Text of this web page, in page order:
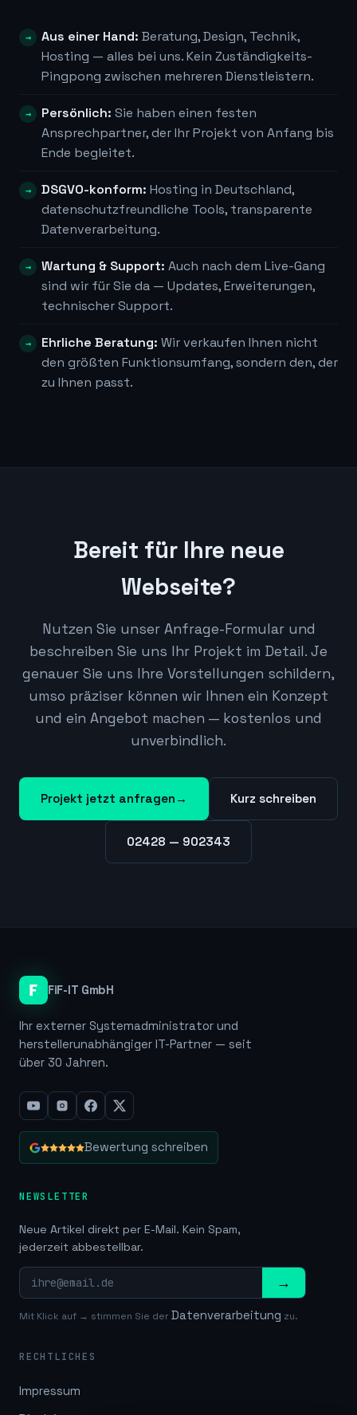
Aus einer Hand: Beratung, Design, Technik,
Hosting — alles bei uns. Kein Zuständigkeits-
Pingpong zwischen mehreren Dienstleistern.
Persönlich: Sie haben einen festen
Ansprechpartner, der Ihr Projekt von Anfang bis
Ende begleitet.
DSGVO-konform: Hosting in Deutschland,
datenschutzfreundliche Tools, transparente
Datenverarbeitung.
Wartung & Support: Auch nach dem Live-Gang
sind wir für Sie da — Updates, Erweiterungen,
technischer Support.
Ehrliche Beratung: Wir verkaufen Ihnen nicht
den größten Funktionsumfang, sondern den, der
zu Ihnen passt.
Bereit für Ihre neue
Webseite?
Nutzen Sie unser Anfrage-Formular und
beschreiben Sie uns Ihr Projekt im Detail. Je
genauer Sie uns Ihre Vorstellungen schildern,
umso präziser können wir Ihnen ein Konzept
und ein Angebot machen — kostenlos und
unverbindlich.
Projekt jetzt anfragen → Kurz schreiben
02428 — 902343
FiF-IT GmbH
Ihr externer Systemadministrator und
herstellerunabhängiger IT-Partner — seit
über 30 Jahren.
Bewertung schreiben
NEWSLETTER
Neue Artikel direkt per E-Mail. Kein Spam,
jederzeit abbestellbar.
→
Mit Klick auf → stimmen Sie der Datenverarbeitung zu.
RECHTLICHES
Impressum